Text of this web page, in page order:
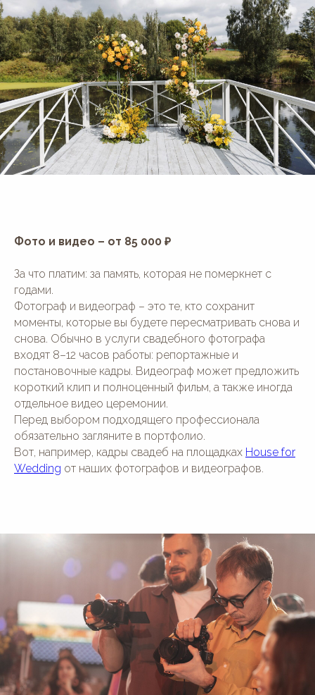
Фото и видео – от 85 000 ₽
За что платим: за память, которая не померкнет с
годами.
Фотограф и видеограф – это те, кто сохранит
моменты, которые вы будете пересматривать снова и
снова. Обычно в услуги свадебного фотографа
входят 8–12 часов работы: репортажные и
постановочные кадры. Видеограф может предложить
короткий клип и полноценный фильм, а также иногда
отдельное видео церемонии.
Перед выбором подходящего профессионала
обязательно загляните в портфолио.
Вот, например, кадры свадеб на площадках House for
Wedding от наших фотографов и видеографов.